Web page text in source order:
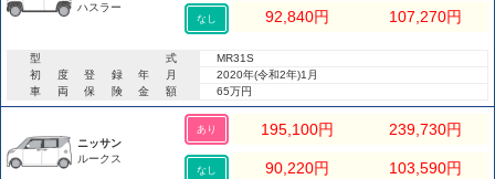
ハスラー
なし 92,840円 107,270円
型式
MR31S
初度登録年月
2020年(令和2年)1月
車両保険金額
65万円
ニッサン
ルークス
あり 195,100円 239,730円
なし 90,220円 103,590円